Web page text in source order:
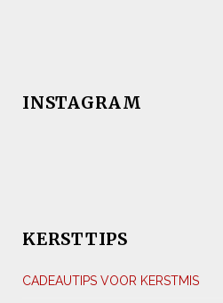
INSTAGRAM
KERSTTIPS
CADEAUTIPS VOOR KERSTMIS